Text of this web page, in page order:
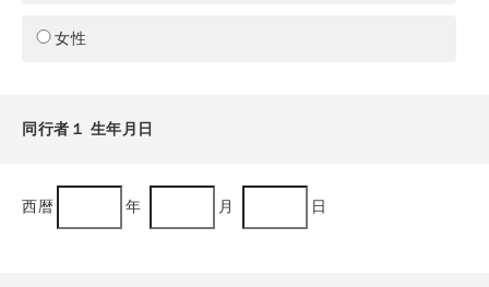
女性
同行者１ 生年月日
西暦 年 月 日